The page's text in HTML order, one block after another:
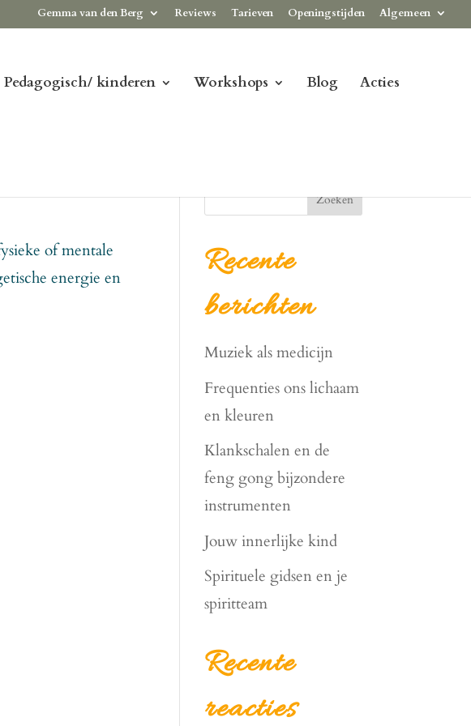
Gemma van den Berg Reviews Tarieven Openingstijden Algemeen
Pedagogisch/ kinderen Workshops Blog Acties
of mentale
energie en
Zoeken
Recente
berichten
Muziek als medicijn
Frequenties ons lichaam
en kleuren
Klankschalen en de
feng gong bijzondere
instrumenten
Jouw innerlijke kind
Spirituele gidsen en je
spiritteam
Recente
reacties